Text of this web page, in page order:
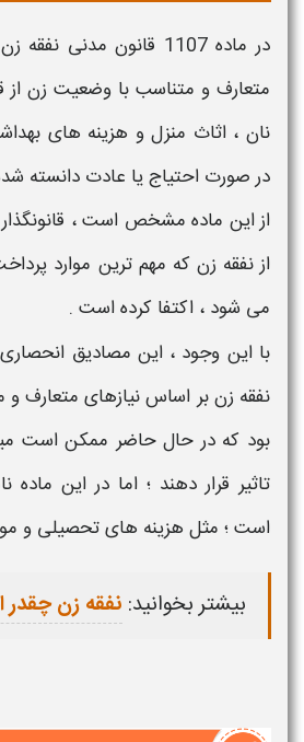
در ماده 1107 قانون مدنی نفقه زن
متعارف و متناسب با وضعیت زن از
نان ، اثاث منزل و هزینه های
در صورت احتیاج یا عادت دانسته
از این ماده مشخص است ، قانونگذار
ازنفقه زن که مهم ترین موارد
می شود ، اکتفا کرده است .
با این وجود ، این مصادیق انحصاری
نفقه زنبر اساس نیازهای متعارف
بود که در حال حاضر ممکن است
تاثیر قرار دهند ؛ اما در این ماده
است ؛ مثل هزینه های تحصیلی و
بیشتر بخوانید: نفقه زن